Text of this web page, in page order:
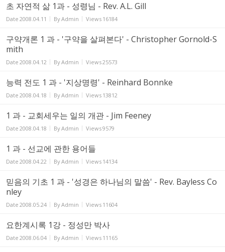
초 자연적 삶 1과 - 성령님 - Rev. A.L. Gill
Date 2008.04.11 ByAdmin Views 16184
구약개론 1 과 - '구약을 살펴본다' - Christopher Gornold-S
mith
Date 2008.04.12 ByAdmin Views25573
능력 전도 1 과 - '지상명령' - Reinhard Bonnke
Date 2008.04.18 ByAdmin Views 13812
1 과 - 교회세우는 일의 개관 - Jim Feeney
Date 2008.04.18 ByAdmin Views9579
1 과 - 선교에 관한 용어들
Date 2008.04.22 ByAdmin Views 14134
믿음의 기초 1 과 - '성경은 하나님의 말씀' - Rev. Bayless Co
nley
Date 2008.05.24 ByAdmin Views 11604
요한계시록 1강 - 정성만 박사
Date 2008.06.04 ByAdmin Views 11165